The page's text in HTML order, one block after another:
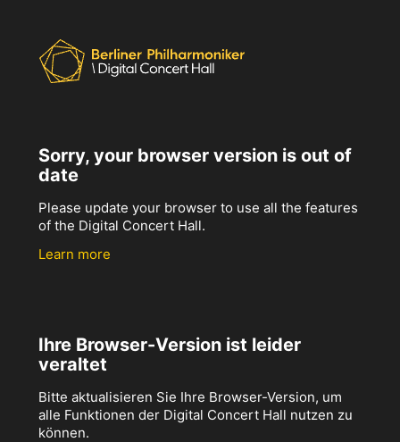
Sorry, your browser version is out of
date
Please update your browser to use all the features
of the Digital Concert Hall.
Learn more
Ihre Browser-Version ist leider
veraltet
Bitte aktualisieren Sie Ihre Browser-Version, um
alle Funktionen der Digital Concert Hall nutzen zu
können.